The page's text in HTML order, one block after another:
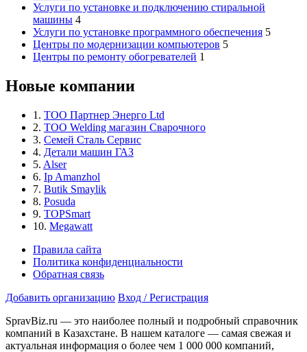
Услуги по установке и подключению стиральной
машины 4
Услуги по установке программного обеспечения 5
Центры по модернизации компьютеров 5
Центры по ремонту обогревателей 1
Новые компании
1. ТОО Партнер Энерго Ltd
2. ТОО Welding магазин Сварочного
3. Семей Сталь Сервис
4. Детали машин ГАЗ
5. Alser
6. Ip Amanzhol
7. Butik Smaylik
8. Posuda
9. TOPSmart
10. Megawatt
Правила сайта
Политика конфиденциальности
Обратная связь
Добавить организацию Вход / Регистрация
SpravBiz.ru — это наиболее полный и подробный справочник
компаний в Казахстане. В нашем каталоге — самая свежая и
актуальная информация о более чем 1 000 000 компаний,